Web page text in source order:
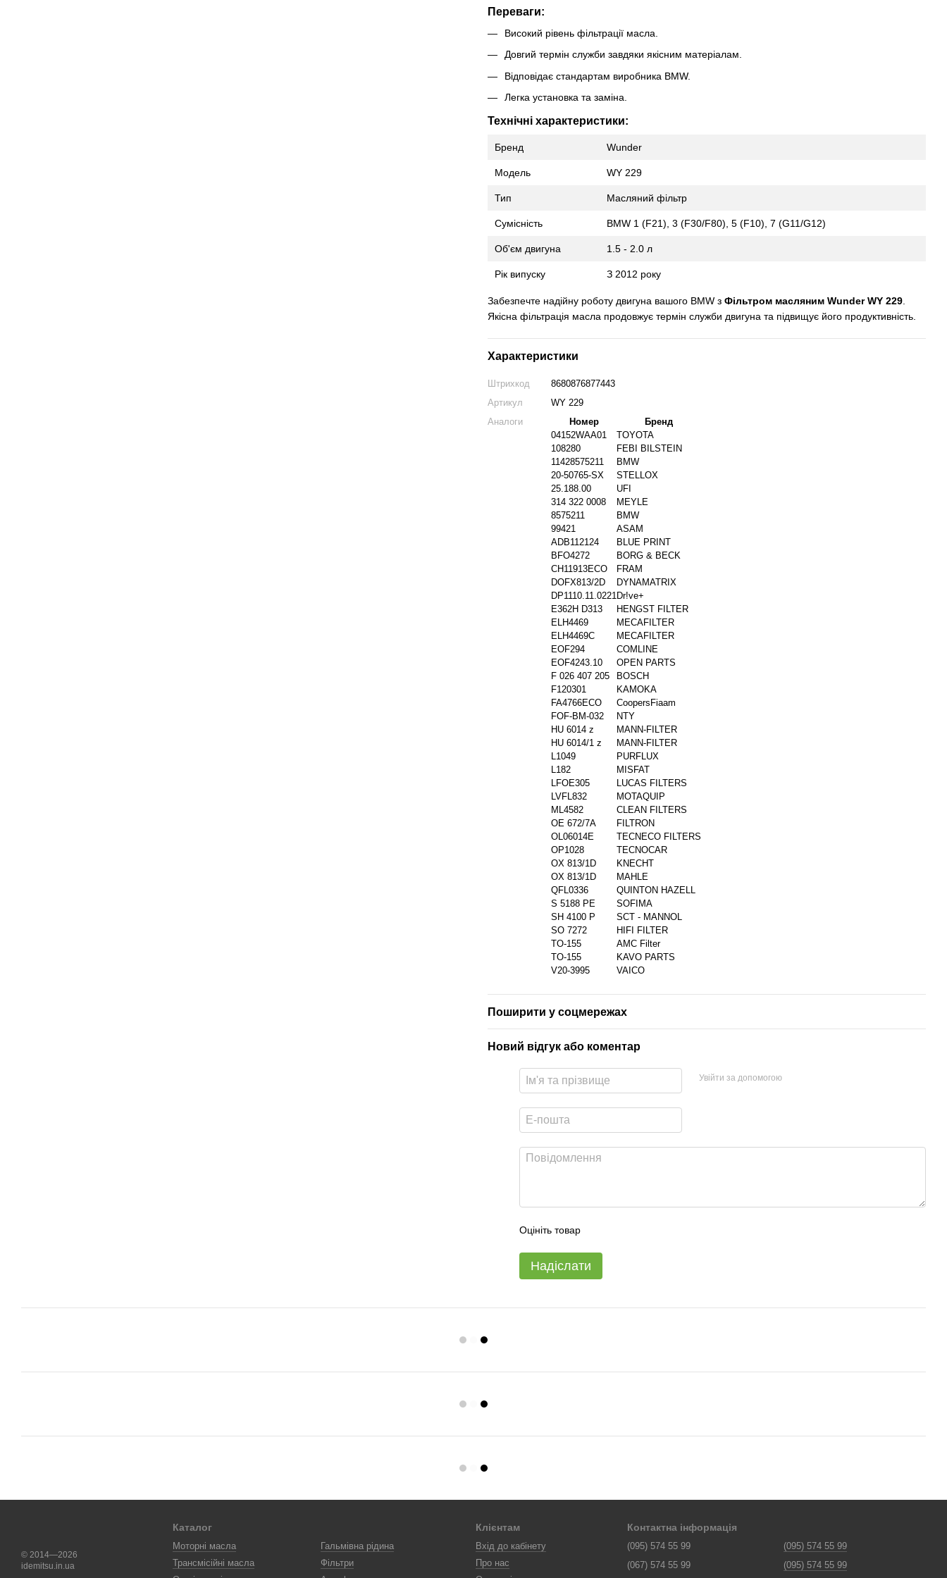
Переваги:
Високий рівень фільтрації масла.
Довгий термін служби завдяки якісним матеріалам.
Відповідає стандартам виробника BMW.
Легка установка та заміна.
Технічні характеристики:
Бренд Wunder
Модель WY 229
Тип Масляний фільтр
Сумісність BMW 1 (F21), 3 (F30/F80), 5 (F10), 7 (G11/G12)
Об'єм двигуна 1.5 - 2.0 л
Рік випуску З 2012 року
Забезпечте надійну роботу двигуна вашого BMW з Фільтром масляним Wunder WY 229
Якісна фільтрація масла продовжує термін служби двигуна та підвищує його продуктивність.
Характеристики
Штрихкод
8680876877443
Артикул
WY 229
Аналоги
Номер
Бренд
04152WAA01
TOYOTA
108280
FEBI BILSTEIN
11428575211
BMW
20-50765-SX
STELLOX
25.188.00
UFI
314 322 0008
MEYLE
8575211
BMW
99421
ASAM
ADB112124
BLUE PRINT
BFO4272
BORG & BECK
CH11913ECO
FRAM
DOFX813/2D
DYNAMATRIX
DP1110.11.0221 Dr!ve+
E362H D313
HENGST FILTER
ELH4469
MECAFILTER
ELH4469C
MECAFILTER
EOF294
COMLINE
EOF4243.10
OPEN PARTS
F 026 407 205
BOSCH
F120301
KAMOKA
FA4766ECO
CoopersFiaam
FOF-BM-032
NTY
HU 6014 z
MANN-FILTER
HU 6014/1 z
MANN-FILTER
L1049
PURFLUX
L182
MISFAT
LFOE305
LUCAS FILTERS
LVFL832
MOTAQUIP
ML4582
CLEAN FILTERS
OE 672/7A
FILTRON
OL06014E
TECNECO FILTERS
OP1028
TECNOCAR
OX 813/1D
KNECHT
OX 813/1D
MAHLE
QFL0336
QUINTON HAZELL
S 5188 PE
SOFIMA
SH 4100 P
SCT - MANNOL
SO 7272
HIFI FILTER
TO-155
AMC Filter
TO-155
KAVO PARTS
V20-3995
VAICO
Поширити у соцмережах
Новий відгук або коментар
Увійти за допомогою
Оцініть товар
Надіслати
© 2014—2026
idemitsu.in.ua
Каталог
Моторні масла
Трансмісійні масла
Гальмівна рідина
Фільтри
Клієнтам
Вхід до кабінету
Про нас
Контактна інформація
(095) 574 55 99
(067) 574 55 99
(095) 574 55 99
(095) 574 55 99